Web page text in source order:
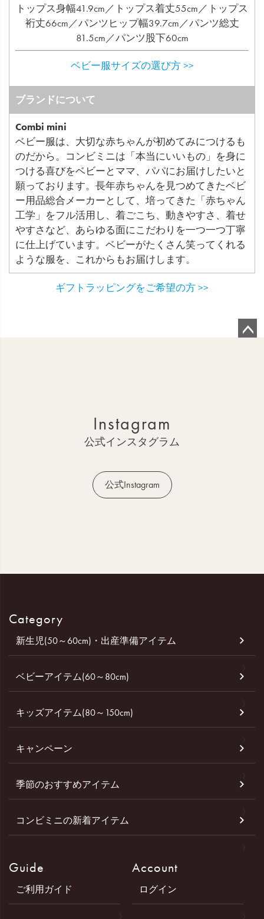
トップス身幅41.9cm／トップス着丈55cm／トップス
裄丈66cm／パンツヒップ幅39.7cm／パンツ総丈
81.5cm／パンツ股下60cm
ベビー服サイズの選び方 >>
ブランドについて
Combi mini
ベビー服は、大切な赤ちゃんが初めてみにつけるも
のだから。コンビミニは「本当にいいもの」を身に
つける喜びをベビーとママ、パパにお届けしたいと
願っております。長年赤ちゃんを見つめてきたベビ
ー用品総合メーカーとして、培ってきた「赤ちゃん
工学」をフル活用し、着ごこち、動きやすさ、着せ
やすさなど、あらゆる面にこだわりを一つ一つ丁寧
に仕上げています。ベビーがたくさん笑ってくれる
ような服を、これからもお届けします。
ギフトラッピングをご希望の方 >>
Instagram
公式インスタグラム
公式Instagram
Category
新生児(50～60cm)・出産準備アイテム
ベビーアイテム(60～80cm)
キッズアイテム(80～150cm)
キャンペーン
季節のおすすめアイテム
コンビミニの新着アイテム
Guide
ご利用ガイド
Account
ログイン